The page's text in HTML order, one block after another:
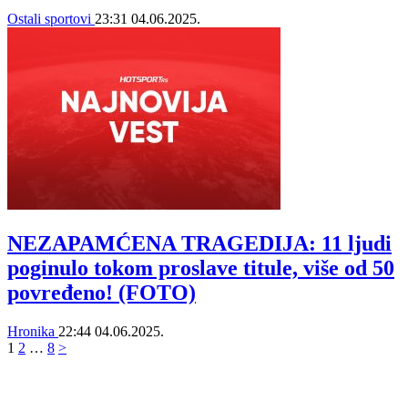
Ostali sportovi 23:31 04.06.2025.
NEZAPAMĆENA TRAGEDIJA: 11 ljudi
poginulo tokom proslave titule, više od 50
povređeno! (FOTO)
Hronika 22:44 04.06.2025.
1 2 … 8 >